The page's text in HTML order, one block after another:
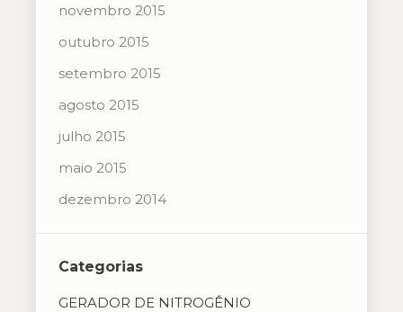
novembro 2015
outubro 2015
setembro 2015
agosto 2015
julho 2015
maio 2015
dezembro 2014
Categorias
GERADOR DE NITROGÊNIO